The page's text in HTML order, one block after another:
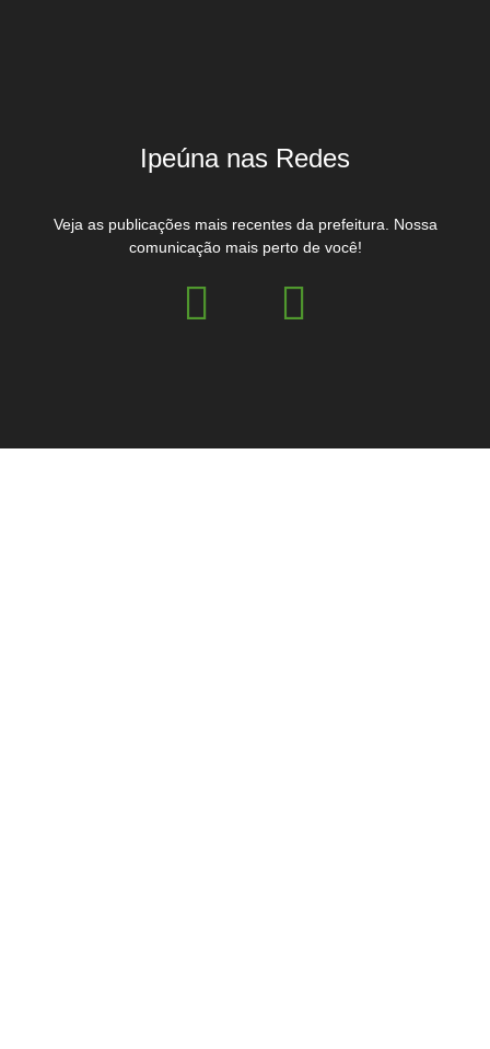
Ipeúna nas Redes
Veja as publicações mais recentes da prefeitura. Nossa
comunicação mais perto de você!